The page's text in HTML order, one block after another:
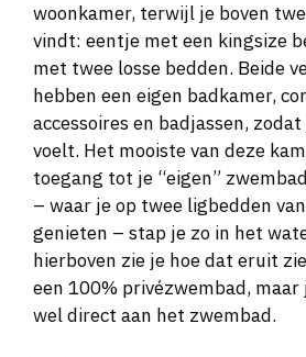
woonkamer, terwijl je boven
vindt: eentje met een kingsize
met twee losse bedden. Beide
hebben een eigen badkamer,
accessoires en badjassen,
voelt. Het mooiste van deze
toegang tot je “eigen”
– waar je op twee ligbedden
genieten – stap je zo in het
hierboven zie je hoe dat eruit
een 100% privézwembad,
wel direct aan het zwembad.